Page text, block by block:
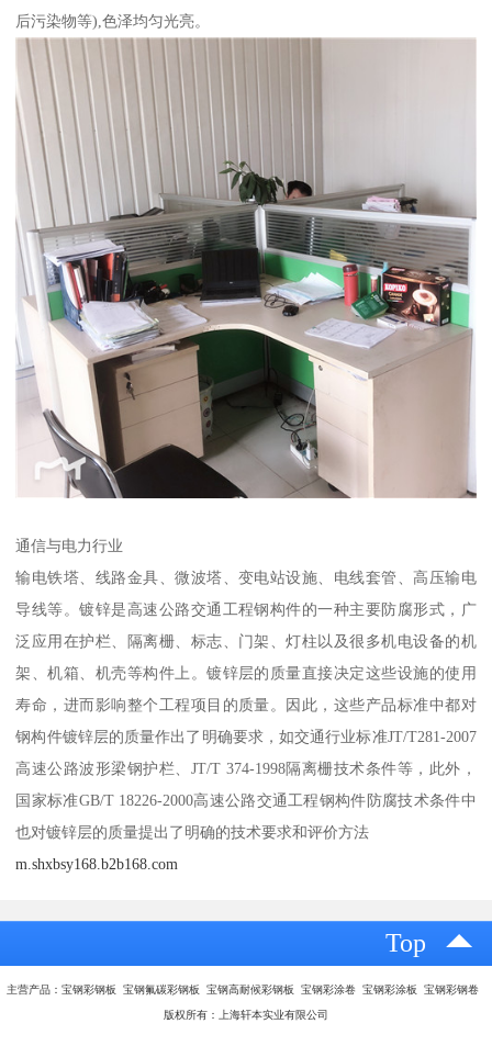
后污染物等),色泽均匀光亮。
通信与电力行业
输电铁塔、线路金具、微波塔、变电站设施、电线套管、高压输电
导线等。镀锌是高速公路交通工程钢构件的一种主要防腐形式，广
泛应用在护栏、隔离栅、标志、门架、灯柱以及很多机电设备的机
架、机箱、机壳等构件上。镀锌层的质量直接决定这些设施的使用
寿命，进而影响整个工程项目的质量。因此，这些产品标准中都对
钢构件镀锌层的质量作出了明确要求，如交通行业标准JT/T281-2007
高速公路波形梁钢护栏、JT/T 374-1998隔离栅技术条件等，此外，
国家标准GB/T 18226-2000高速公路交通工程钢构件防腐技术条件中
也对镀锌层的质量提出了明确的技术要求和评价方法
m.shxbsy168.b2b168.com
Top
主营产品：宝钢彩钢板 宝钢氟碳彩钢板 宝钢高耐候彩钢板 宝钢彩涂卷 宝钢彩涂板 宝钢彩钢卷
版权所有：上海轩本实业有限公司